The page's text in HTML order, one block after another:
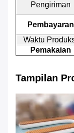
Pengiriman
Pembayaran
Waktu
Pemakaian
Tampilan